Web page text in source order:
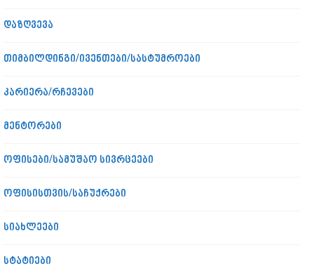
დაზღვევა
თიმბილდინგი/ივენთები/სასტუმროები
კარიერა/რჩევები
მენტორები
ოფისები/სამუშაო სივრცეები
ოფისისთვის/საჩუქრები
სიახლეები
სტატიები